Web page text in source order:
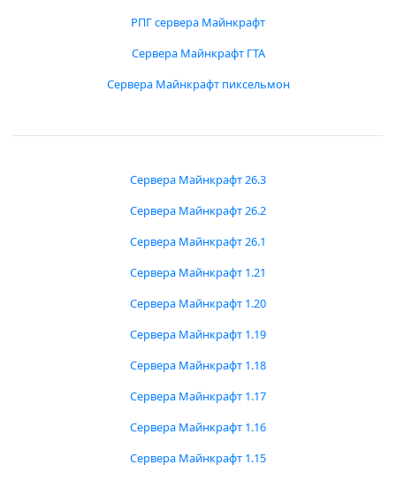
РПГ сервера Майнкрафт
Сервера Майнкрафт ГТА
Сервера Майнкрафт пиксельмон
Сервера Майнкрафт 26.3
Сервера Майнкрафт 26.2
Сервера Майнкрафт 26.1
Сервера Майнкрафт 1.21
Сервера Майнкрафт 1.20
Сервера Майнкрафт 1.19
Сервера Майнкрафт 1.18
Сервера Майнкрафт 1.17
Сервера Майнкрафт 1.16
Сервера Майнкрафт 1.15